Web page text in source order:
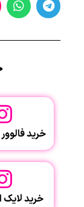
خرید
خرید لایک